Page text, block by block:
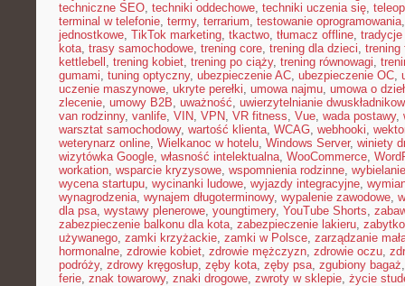
techniczne SEO, techniki oddechowe, techniki uczenia się,
terminal w telefonie, termy, terrarium, testowanie oprogramowania
jednostkowe, TikTok marketing, tkactwo, tłumacz offline, tradycje
kota, trasy samochodowe, trening core, trening dla dzieci, trening
kettlebell , trening kobiet, trening po ciąży, trening równowagi,
gumami, tuning optyczny, ubezpieczenie AC, ubezpieczenie OC,
uczenie maszynowe, ukryte perełki, umowa najmu, umowa o
zlecenie, umowy B2B, uważność, uwierzytelnianie
van rodzinny, vanlife, VIN, VPN, VR fitness, Vue, wada postawy,
warsztat samochodowy, wartość klienta, WCAG, webhooki,
weterynarz online, Wielkanoc w hotelu, Windows Server, winiety
wizytówka Google, własność intelektualna, WooCommerce,
workation, wsparcie kryzysowe, wspomnienia rodzinne,
wycena startupu, wycinanki ludowe, wyjazdy integracyjne,
wynagrodzenia, wynajem długoterminowy, wypalenie zawodowe,
dla psa, wystawy plenerowe, youngtimery, YouTube Shorts,
zabezpieczenie balkonu dla kota, zabezpieczenie lakieru,
używanego, zamki krzyżackie, zamki w Polsce, zarządzanie
hormonalne, zdrowie kobiet, zdrowie mężczyzn, zdrowie oczu,
podróży, zdrowy kręgosłup, zęby kota, zęby psa, zgubiony bagaż
ferie, znak towarowy, znaki drogowe, zwroty w sklepie, życie